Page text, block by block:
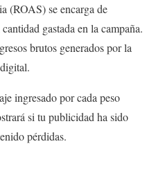
(ROAS) se encarga de
gastada en la campaña.
brutos generados por la
ingresado por cada peso
si tu publicidad ha sido
pérdidas.